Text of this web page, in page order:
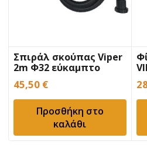
Σπιράλ σκούπας Viper
2m Φ32 εύκαμπτο
45,50 €
Προσθήκη στο
καλάθι